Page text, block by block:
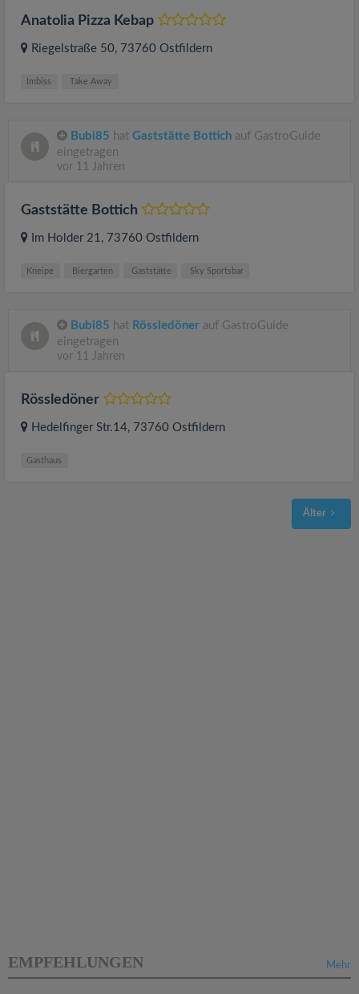
Anatolia Pizza Kebap
Riegelstraße 50, 73760 Ostfildern
Imbiss Take Away
Bubi85 hat Gaststätte Bottich auf GastroGuide
eingetragen
vor 11 Jahren
Gaststätte Bottich
Im Holder 21, 73760 Ostfildern
Kneipe Biergarten Gaststätte Sky Sportsbar
Bubi85 hat Rössledöner auf GastroGuide
eingetragen
vor 11 Jahren
Rössledöner
Hedelfinger Str.14, 73760 Ostfildern
Gasthaus
Älter
Mehr
EMPFEHLUNGEN